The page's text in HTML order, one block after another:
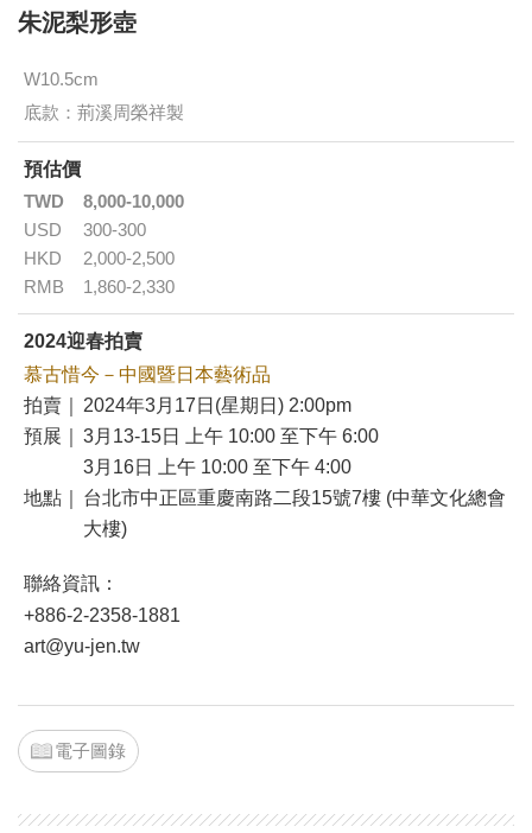
朱泥梨形壺
W10.5cm
底款：荊溪周榮祥製
預估價
TWD
8,000-10,000
USD
300-300
HKD
2,000-2,500
RMB
1,860-2,330
2024迎春拍賣
慕古惜今－中國暨日本藝術品
拍賣｜
2024年3月17日(星期日) 2:00pm
預展｜
3月13-15日 上午 10:00 至下午 6:00
3月16日 上午 10:00 至下午 4:00
地點｜
台北市中正區重慶南路二段15號7樓 (中華文化總會
大樓)
聯絡資訊：
+886-2-2358-1881
art@yu-jen.tw
電子圖錄